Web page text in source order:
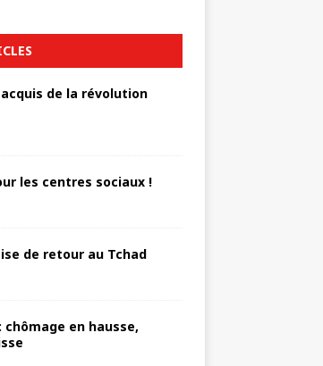
de la révolution
les centres sociaux !
de retour au Tchad
chômage en hausse,